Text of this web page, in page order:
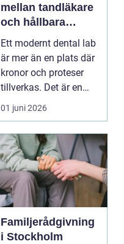
mellan tandläkare
och hållbara
leenden
Ett modernt dental lab
är mer än en plats där
kronor och proteser
tillverkas. Det är en
teknisk och ...
01 juni 2026
Familjerådgivning
i Stockholm